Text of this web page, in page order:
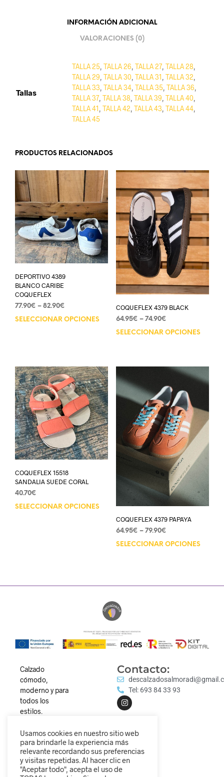
INFORMACIÓN ADICIONAL
VALORACIONES (0)
Tallas
TALLA 25 TALLA 26 TALLA 27 TALLA 28
TALLA 29 TALLA 30 TALLA 31 TALLA 32
TALLA 33 TALLA 34 TALLA 35 TALLA 36
TALLA 37 TALLA 38 TALLA 39 TALLA 40
TALLA 41 TALLA 42 TALLA 43 TALLA 44
TALLA 45
PRODUCTOS RELACIONADOS
DEPORTIVO 4389
BLANCO CARIBE
COQUEFLEX
77.90€ – 82.90€
SELECCIONAR OPCIONES
COQUEFLEX 4379 BLACK
64.95€ – 74.90€
SELECCIONAR OPCIONES
COQUEFLEX 15518
SANDALIA SUEDE CORAL
40.70€
SELECCIONAR OPCIONES
COQUEFLEX 4379 PAPAYA
64.95€ – 79.90€
SELECCIONAR OPCIONES
Calzado
cómodo,
moderno y para
todos los
estilos.
nuestra
colección y
camina
diferente.
Contacto:
Tel: 693 84 33 93
Usamos cookies en nuestro sitio web
para brindarle la experiencia más
relevante recordando sus preferencias
y visitas repetidas. Al hacer clic en
"Aceptar todo", acepta el uso de